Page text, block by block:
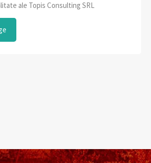
ale Topis Consulting SRL